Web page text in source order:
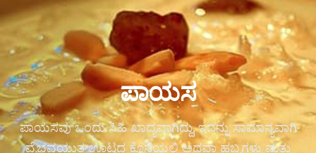
ಪಾಯಸ
ಪಾಯಸವು ಒಂದು ಸಿಹಿ ಖಾದ್ಯವಾಗಿದ್ದು, ಇದನ್ನು ಸಾಮಾನ್ಯವಾಗಿ
ವೈಭವಯುತ ಊಟದ ಕೊನೆಯಲ್ಲಿ ಅಥವಾ ಹಬ್ಬಗಳು ಮತ್ತು